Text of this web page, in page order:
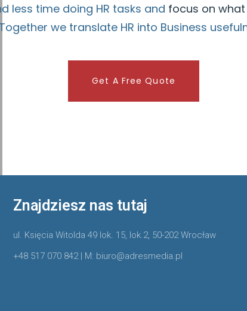
less time doing HR tasks and focus on
Together we translate HR into Business
Get A Free Quote
Znajdziesz nas tutaj
ul. Księcia Witolda 49 lok. 15, lok.2, 50-202 Wrocław
+48 517 070 842 | M: biuro@adresmedia.pl